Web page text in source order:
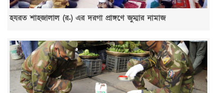
হযরত শাহজালাল (র.) এর দরগা প্রাঙ্গণে জুম্মার নামাজ